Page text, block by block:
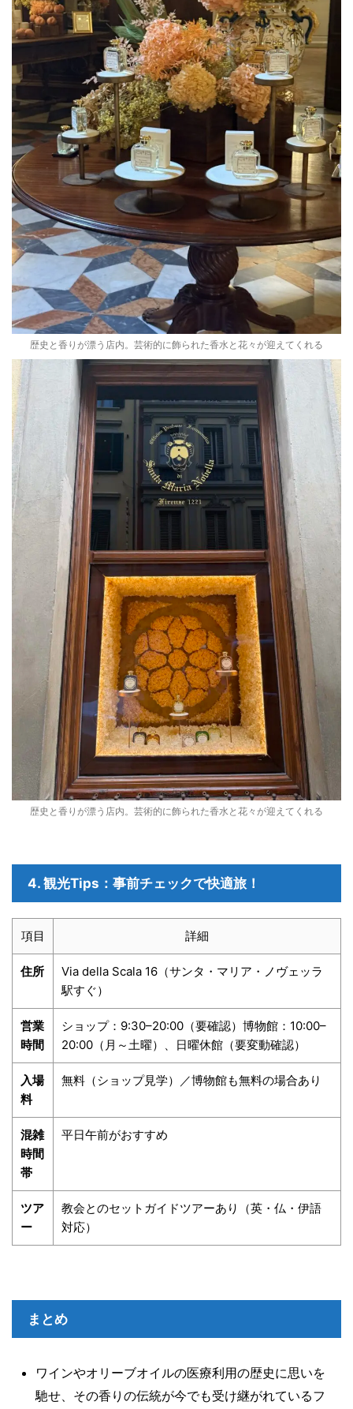
歴史と香りが漂う店内。芸術的に飾られた香水と花々が迎えてくれる
歴史と香りが漂う店内。芸術的に飾られた香水と花々が迎えてくれる
4. 観光Tips：事前チェックで快適旅！
項目 詳細
住所
Via della Scala 16（サンタ・マリア・ノヴェッラ
駅すぐ）
営業
時間
ショップ：9:30–20:00（要確認）博物館：10:00–
20:00（月～土曜）、日曜休館（要変動確認）
入場
料
無料（ショップ見学）／博物館も無料の場合あり
混雑
時間
帯
平日午前がおすすめ
ツア
ー
教会とのセットガイドツアーあり（英・仏・伊語
対応）
まとめ
ワインやオリーブオイルの医療利用の歴史に思いを
馳せ、その香りの伝統が今でも受け継がれているフ